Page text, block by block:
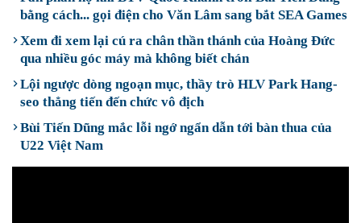
bằng cách... gọi điện cho Văn Lâm sang bắt SEA Games
Xem đi xem lại cú ra chân thần thánh của Hoàng Đức
qua nhiều góc máy mà không biết chán
Lội ngược dòng ngoạn mục, thầy trò HLV Park Hang-
seo thẳng tiến đến chức vô địch
Bùi Tiến Dũng mắc lỗi ngớ ngẩn dẫn tới bàn thua của
U22 Việt Nam